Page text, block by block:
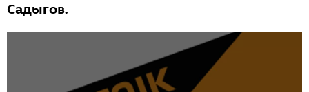
Садыгов.